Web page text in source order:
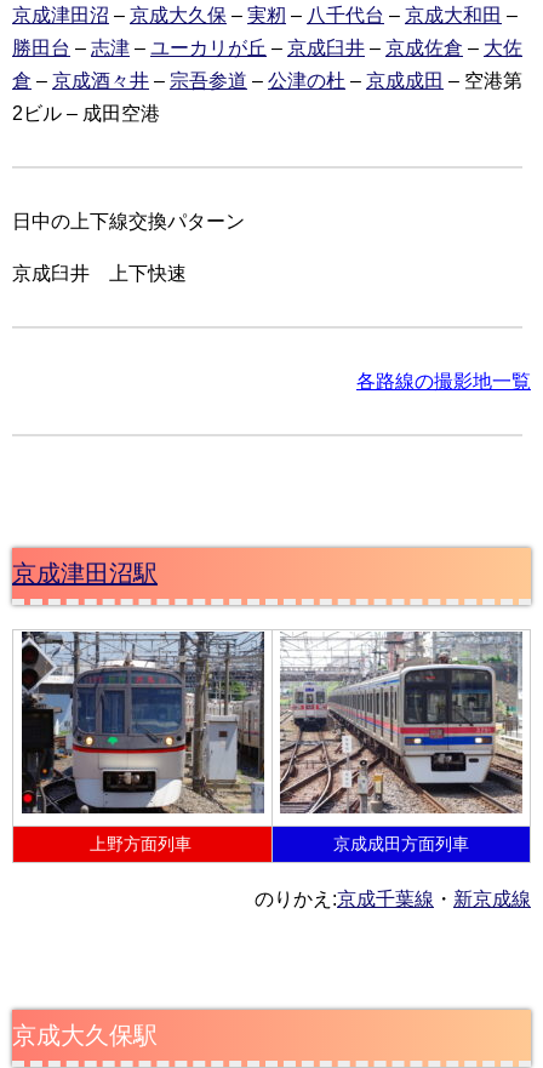
京成津田沼 – 京成大久保 – 実籾 – 八千代台 – 京成大和田 –
勝田台 – 志津 – ユーカリが丘 – 京成臼井 – 京成佐倉 – 大佐
倉 – 京成酒々井 – 宗吾参道 – 公津の杜 – 京成成田 – 空港第
2ビル – 成田空港
日中の上下線交換パターン
京成臼井 上下快速
各路線の撮影地一覧
京成津田沼駅
上野方面列車 京成成田方面列車
のりかえ:京成千葉線 ・ 新京成線
京成大久保駅